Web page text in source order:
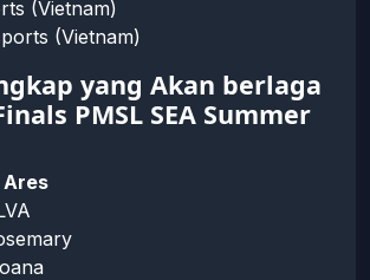
(Vietnam)
(Vietnam)
yang Akan berlaga
PMSL SEA Summer
Ares